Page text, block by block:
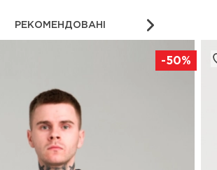
РЕКОМЕНДОВАНІ
-50%